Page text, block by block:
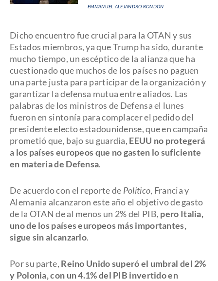
EMMANUEL ALEJANDRO RONDÓN
Dicho encuentro fue crucial para la OTAN y sus
Estados miembros, ya que Trump ha sido, durante
mucho tiempo, un escéptico de la alianza que ha
cuestionado que muchos de los países no paguen
una parte justa para participar de la organización y
garantizar la defensa mutua entre aliados. Las
palabras de los ministros de Defensa el lunes
fueron en sintonía para complacer el pedido del
presidente electo estadounidense, que en campaña
prometió que, bajo su guardia, EEUU no protegerá
a los países europeos que no gasten lo suficiente
en materia de Defensa.
De acuerdo con el reporte de Politico, Francia y
Alemania alcanzaron este año el objetivo de gasto
de la OTAN de al menos un 2% del PIB, pero Italia,
uno de los países europeos más importantes,
sigue sin alcanzarlo.
Por su parte, Reino Unido superó el umbral del 2%
y Polonia, con un 4.1% del PIB invertido en